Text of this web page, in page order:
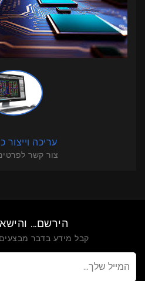
עריכה וייצור
צור קשר
הירשם...
קבל מידע בדבר